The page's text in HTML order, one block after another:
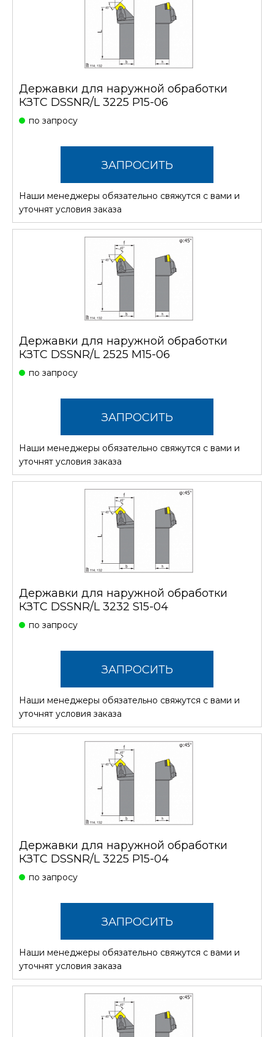
Державки для наружной обработки
КЗТС DSSNR/L 3225 P15-06
по запросу
ЗАПРОСИТЬ
СТОИМОСТЬ
Наши менеджеры обязательно свяжутся с вами и
уточнят условия заказа
Державки для наружной обработки
КЗТС DSSNR/L 2525 M15-06
по запросу
ЗАПРОСИТЬ
СТОИМОСТЬ
Наши менеджеры обязательно свяжутся с вами и
уточнят условия заказа
Державки для наружной обработки
КЗТС DSSNR/L 3232 S15-04
по запросу
ЗАПРОСИТЬ
СТОИМОСТЬ
Наши менеджеры обязательно свяжутся с вами и
уточнят условия заказа
Державки для наружной обработки
КЗТС DSSNR/L 3225 P15-04
по запросу
ЗАПРОСИТЬ
СТОИМОСТЬ
Наши менеджеры обязательно свяжутся с вами и
уточнят условия заказа